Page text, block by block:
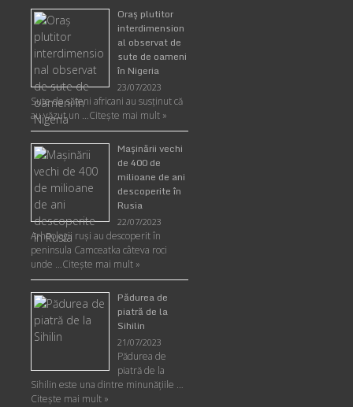
Oraş plutitor
interdimension
al observat de
sute de oameni
în Nigeria
23/07/2023
Sute de săteni africani au susținut că
au văzut un …Citește mai mult »
Maşinării vechi
de 400 de
milioane de ani
descoperite în
Rusia
22/07/2023
Arheologii ruşi au descoperit în
peninsula Camceatka câteva roci
unde …Citește mai mult »
Pădurea de
piatră de la
Sihilin
21/07/2023
Pădurea de
piatră de la
Sihilin este una dintre minunăţiile …
Citește mai mult »